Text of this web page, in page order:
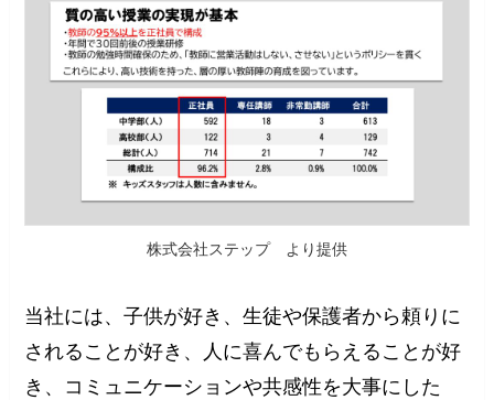
株式会社ステップ より提供
当社には、子供が好き、生徒や保護者から頼りに
されることが好き、人に喜んでもらえることが好
き、コミュニケーションや共感性を大事にした